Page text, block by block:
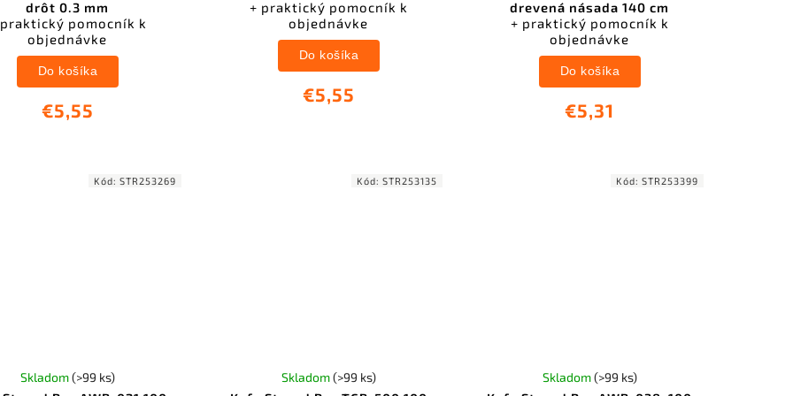
drôt 0.3 mm
pomocník k
objednávke
€5,55
Do košíka
+ praktický pomocník k
objednávke
€5,55
Do košíka
drevená násada 140 cm
+ praktický pomocník k
objednávke
€5,31
Do košíka
Skladom(>99 ks)
Kód:STR253269
Skladom(>99 ks)
Kód:STR253135
Skladom(>99 ks)
Kód:STR253399